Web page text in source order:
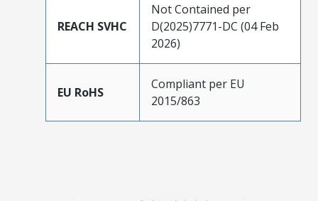
REACH SVHC
Not Contained per
D(2025)7771-DC (04 Feb
2026)
EU RoHS
Compliant per EU
2015/863